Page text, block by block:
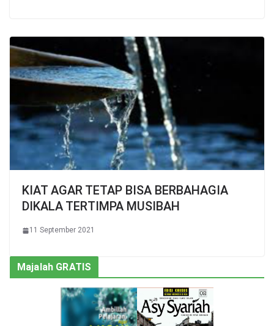
KIAT AGAR TETAP BISA BERBAHAGIA
DIKALA TERTIMPA MUSIBAH
11 September 2021
Majalah GRATIS